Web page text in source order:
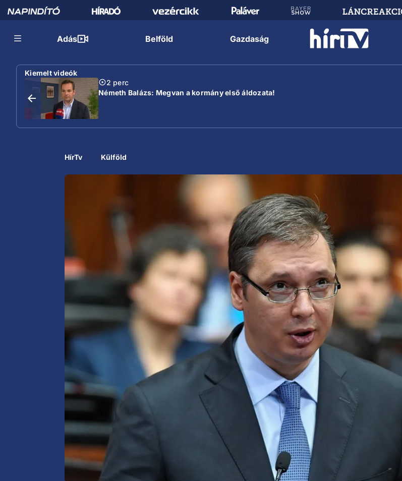
Adás Belföld Gazdaság
Kiemelt videók
2 perc
Németh Balázs: Megvan a kormány első áldozata!
HírTv Külföld